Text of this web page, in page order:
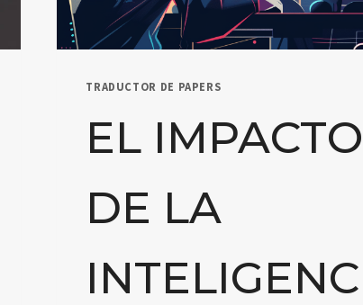
TRADUCTOR DE PAPERS
EL IMPACTO
DE LA